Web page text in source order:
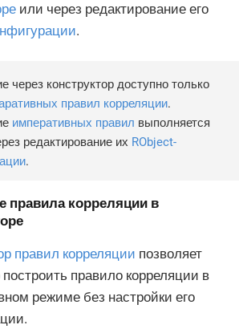
или через редактирование его
.
через конструктор доступно только
правил корреляции.
императивных правил выполняется
редактирование их RObject-
.
правила корреляции в
правил корреляции позволяет
правило корреляции в
режиме без настройки его